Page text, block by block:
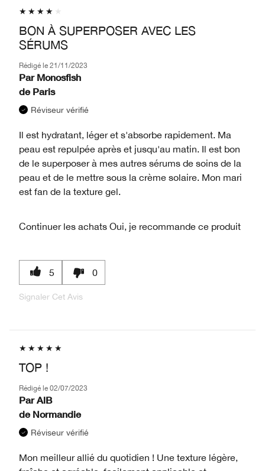
BON À SUPERPOSER AVEC LES
SÉRUMS
Rédigé le 21/11/2023
Par Monosfish
de Paris
Réviseur vérifié
Il est hydratant, léger et s'absorbe rapidement. Ma
peau est repulpée après et jusqu'au matin. Il est bon
de le superposer à mes autres sérums de soins de la
peau et de le mettre sous la crème solaire. Mon mari
est fan de la texture gel.
Continuer les achats Oui, je recommande ce produit
5 0
Signaler Cet Avis
TOP !
Rédigé le 02/07/2023
Par AlB
de Normandie
Réviseur vérifié
Mon meilleur allié du quotidien ! Une texture légère,